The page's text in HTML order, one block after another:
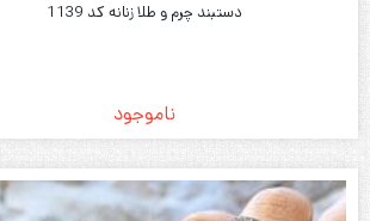
دستبند چرم و طلا زنانه کد 1139
ناموجود